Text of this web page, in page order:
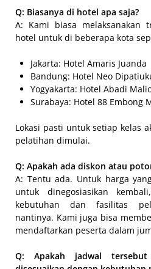
Q: Biasanya di hotel apa saja?
A: Kami biasa melaksanakan
hotel untuk di beberapa kota
Jakarta: Hotel Amaris Juanda
Bandung: Hotel Neo
Yogyakarta: Hotel Abadi
Surabaya: Hotel 88 Embong
Lokasi pasti untuk setiap kelas
pelatihan dimulai.
Q: Apakah ada diskon atau
A: Tentu ada. Untuk harga
untuk dinegosiasikan
kebutuhan dan fasilitas
nantinya. Kami juga bisa
mendaftarkan peserta dalam
Q: Apakah jadwal